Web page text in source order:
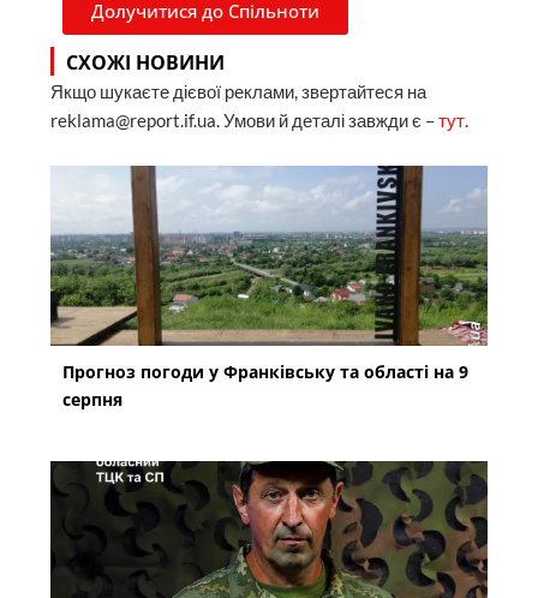
Долучитися до Спільноти
СХОЖІ НОВИНИ
Якщо шукаєте дієвої реклами, звертайтеся на
reklama@report.if.ua. Умови й деталі завжди є –тут.
Прогноз погоди у Франківську та області на 9
серпня